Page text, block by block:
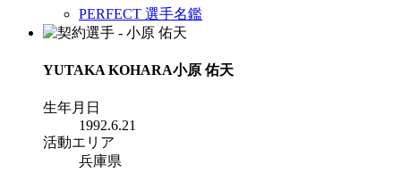
PERFECT 選手名鑑
YUTAKA KOHARA小原 佑天
生年月日
1992.6.21
活動エリア
兵庫県